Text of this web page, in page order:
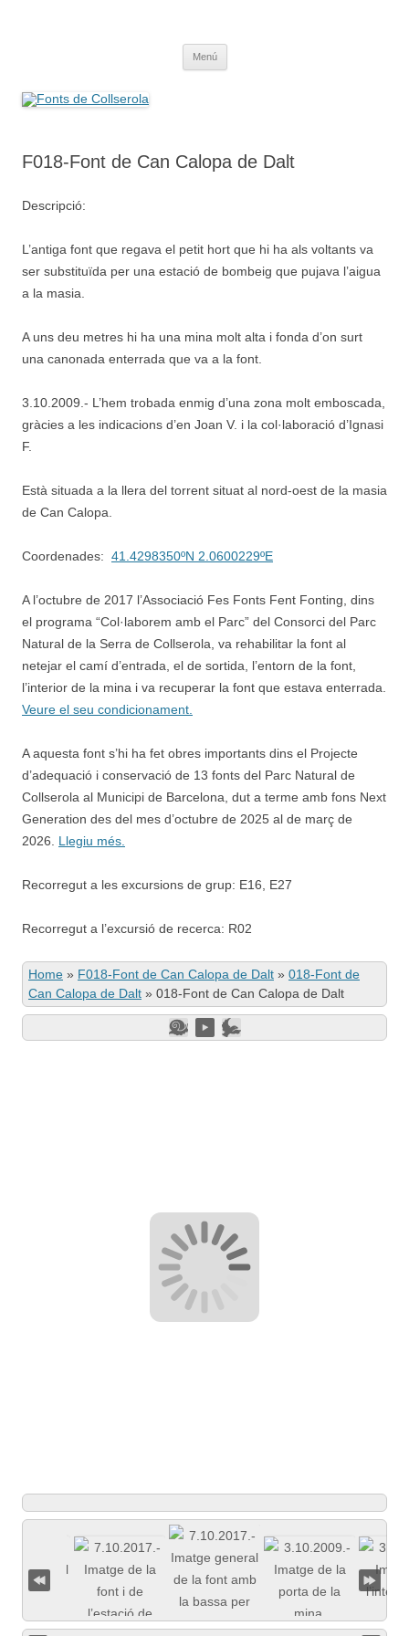
Menú
F018-Font de Can Calopa de Dalt
Descripció:
L’antiga font que regava el petit hort que hi ha als voltants va
ser substituïda per una estació de bombeig que pujava l’aigua
a la masia.
A uns deu metres hi ha una mina molt alta i fonda d’on surt
una canonada enterrada que va a la font.
3.10.2009.- L’hem trobada enmig d’una zona molt emboscada,
gràcies a les indicacions d’en Joan V. i la col·laboració d’Ignasi
F.
Està situada a la llera del torrent situat al nord-oest de la masia
de Can Calopa.
Coordenades: 41.4298350ºN 2.0600229ºE
A l’octubre de 2017 l’Associació Fes Fonts Fent Fonting, dins
el programa “Col·laborem amb el Parc” del Consorci del Parc
Natural de la Serra de Collserola, va rehabilitar la font al
netejar el camí d’entrada, el de sortida, l’entorn de la font,
l’interior de la mina i va recuperar la font que estava enterrada.
Veure el seu condicionament.
A aquesta font s’hi ha fet obres importants dins el Projecte
d’adequació i conservació de 13 fonts del Parc Natural de
Collserola al Municipi de Barcelona, dut a terme amb fons Next
Generation des del mes d’octubre de 2025 al de març de
2026. Llegiu més.
Recorregut a les excursions de grup: E16, E27
Recorregut a l’excursió de recerca: R02
Home » F018-Font de Can Calopa de Dalt » 018-Font de
Can Calopa de Dalt » 018-Font de Can Calopa de Dalt